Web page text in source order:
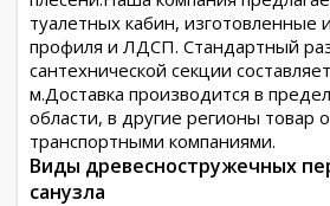
туалетных кабин, изготовленные
профиля и ЛДСП. Стандартный
сантехнической секции
м.Доставка производится в
области, в другие регионы товар
транспортными компаниями.
Виды древесностружечных
санузла